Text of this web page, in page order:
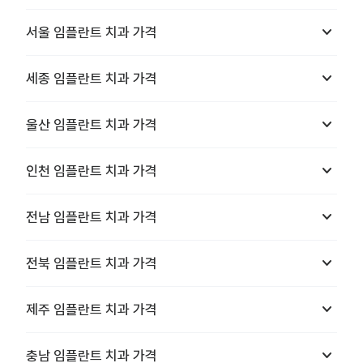
서울 임플란트 치과 가격 keyboard_arrow_down
세종 임플란트 치과 가격 keyboard_arrow_down
울산 임플란트 치과 가격 keyboard_arrow_down
인천 임플란트 치과 가격 keyboard_arrow_down
전남 임플란트 치과 가격 keyboard_arrow_down
전북 임플란트 치과 가격 keyboard_arrow_down
제주 임플란트 치과 가격 keyboard_arrow_down
충남 임플란트 치과 가격 keyboard_arrow_down